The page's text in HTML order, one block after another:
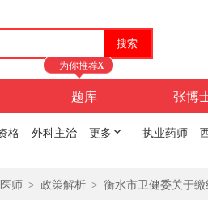
题库
为你推荐X
张博
格 外科主治 更多  执业药师
师 > 政策解析 > 衡水市卫健委关于